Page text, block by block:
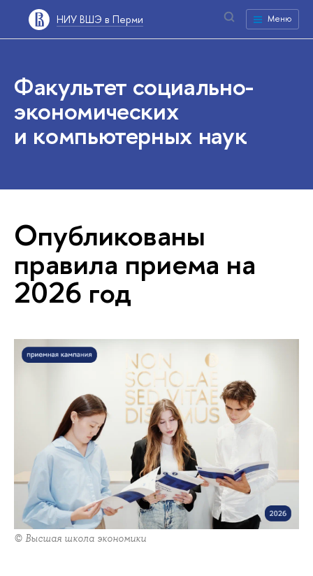
НИУ ВШЭ в Перми Меню
Факультет социально-
экономических
и компьютерных наук
Опубликованы
правила приема на
2026 год
© Высшая школа экономики